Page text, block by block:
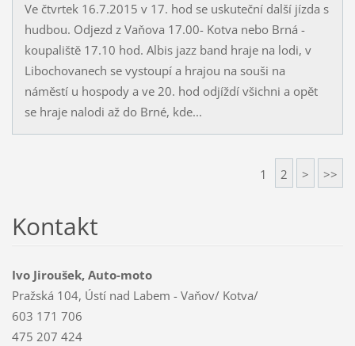
Ve čtvrtek 16.7.2015 v 17. hod se uskuteční další jízda s
hudbou. Odjezd z Vaňova 17.00- Kotva nebo Brná -
koupaliště 17.10 hod. Albis jazz band hraje na lodi, v
Libochovanech se vystoupí a hrajou na souši na
náměstí u hospody a ve 20. hod odjíždí všichni a opět
se hraje nalodi až do Brné, kde...
1 2 > >>
Kontakt
Ivo Jiroušek, Auto-moto
Pražská 104, Ústí nad Labem - Vaňov/ Kotva/
603 171 706
475 207 424